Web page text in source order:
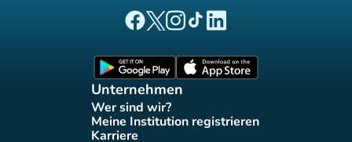
(new tab)
(new tab)
(new tab)(new tab)
(new tab)
Unternehmen
Wer sind wir?
(new tab)
Meine Institution registrieren
(new tab)
Karriere